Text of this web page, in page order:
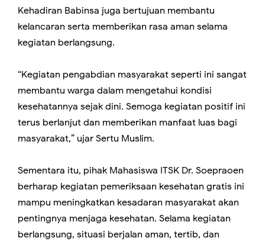
Kehadiran Babinsa juga bertujuan membantu
kelancaran serta memberikan rasa aman selama
kegiatan berlangsung.
“Kegiatan pengabdian masyarakat seperti ini sangat
membantu warga dalam mengetahui kondisi
kesehatannya sejak dini. Semoga kegiatan positif ini
terus berlanjut dan memberikan manfaat luas bagi
masyarakat,” ujar Sertu Muslim.
Sementara itu, pihak Mahasiswa ITSK Dr. Soepraoen
berharap kegiatan pemeriksaan kesehatan gratis ini
mampu meningkatkan kesadaran masyarakat akan
pentingnya menjaga kesehatan. Selama kegiatan
berlangsung, situasi berjalan aman, tertib, dan